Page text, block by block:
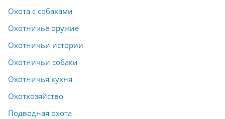
Охота с собаками
Охотничье оружие
Охотничьи истории
Охотничьи собаки
Охотничья кухня
Охотхозяйство
Подводная охота